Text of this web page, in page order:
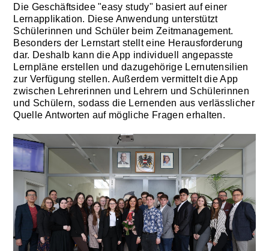
Die Geschäftsidee "easy study" basiert auf einer
Lernapplikation. Diese Anwendung unterstützt
Schülerinnen und Schüler beim Zeitmanagement.
Besonders der Lernstart stellt eine Herausforderung
dar. Deshalb kann die App individuell angepasste
Lernpläne erstellen und dazugehörige Lernutensilien
zur Verfügung stellen. Außerdem vermittelt die App
zwischen Lehrerinnen und Lehrern und Schülerinnen
und Schülern, sodass die Lernenden aus verlässlicher
Quelle Antworten auf mögliche Fragen erhalten.